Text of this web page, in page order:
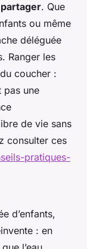
partager. Que
ou même
déléguée
Ranger les
coucher :
pas une
de vie sans
consulter ces
pratiques-
d’enfants,
: en